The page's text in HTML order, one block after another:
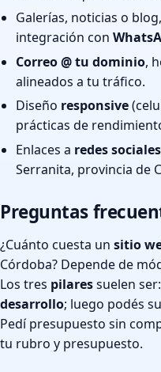
Galerías, noticias o
integración con
Correo @ tu dominio,
alineados a tu tráfico.
Diseño responsive
prácticas de
Enlaces a redes sociales
Serranita, provincia de
Preguntas
¿Cuánto cuesta un sitio
Córdoba? Depende de
Los tres pilaressuelen ser:
desarrollo; luego podés
Pedí presupuesto sin
tu rubro y presupuesto.